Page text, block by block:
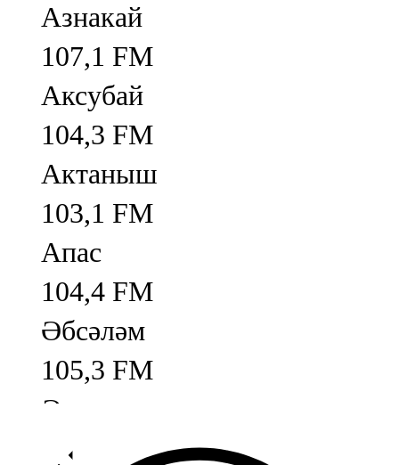
Азнакай
107,1 FM
Аксубай
104,3 FM
Актаныш
103,1 FM
Апас
104,4 FM
Әбсәләм
105,3 FM
Әлмәт
92,9 FM